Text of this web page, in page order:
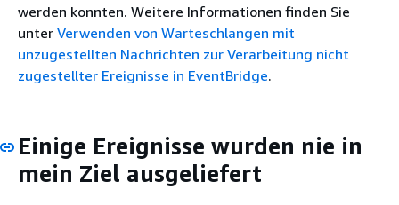
werden konnten. Weitere Informationen finden Sie
unter Verwenden von Warteschlangen mit
unzugestellten Nachrichten zur Verarbeitung nicht
zugestellter Ereignisse in EventBridge.
Einige Ereignisse wurden nie in
mein Ziel ausgeliefert